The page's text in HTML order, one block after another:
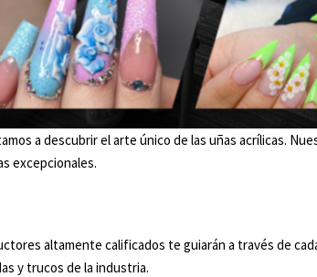
a descubrir el arte único de las uñas acrílicas.
excepcionales.
altamente calificados te guiarán a través de
y trucos de la industria.